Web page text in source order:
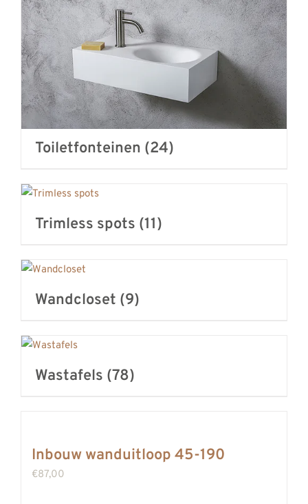
Toiletfonteinen (24)
Trimless spots (11)
Wandcloset (9)
Wastafels (78)
Inbouw wanduitloop 45-190
€87,00